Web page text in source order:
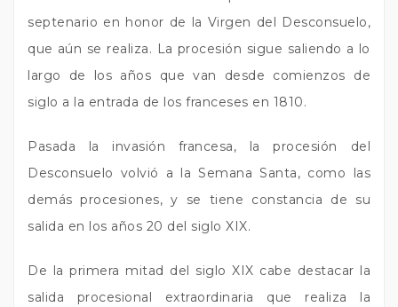
septenario en honor de la Virgen del Desconsuelo,
que aún se realiza. La procesión sigue saliendo a lo
largo de los años que van desde comienzos de
siglo a la entrada de los franceses en 1810.
Pasada la invasión francesa, la procesión del
Desconsuelo volvió a la Semana Santa, como las
demás procesiones, y se tiene constancia de su
salida en los años 20 del siglo XIX.
De la primera mitad del siglo XIX cabe destacar la
salida procesional extraordinaria que realiza la